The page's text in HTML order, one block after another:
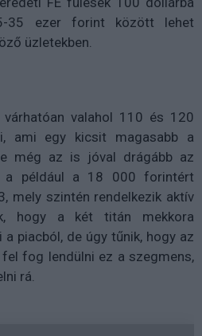
35 ezer forint között lehet
üzletekben.
valahol 110 és 120
ami egy kicsit magasabb a
még az is jóval drágább az
a például a 18 000 forintért
mely szintén rendelkezik aktív
hogy a két titán mekkora
piacból, de úgy tűnik, hogy az
fog lendülni ez a szegmens,
rá.